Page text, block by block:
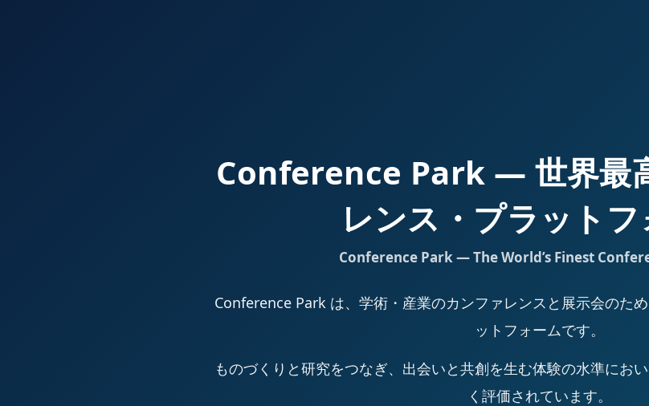
Conference Park — 世界最
レンス・プラット
Conference Park — The World’s Finest
Conference Park は、学術・産業のカンファレンスと展示会のた
ットフォームです。
ものづくりと研究をつなぎ、出会いと共創を生む体験の水準にお
く評価されています。